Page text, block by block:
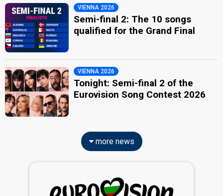
VIENNA 2026
Semi-final 2: The 10 songs
qualified for the Grand Final
VIENNA 2026
Tonight: Semi-final 2 of the
Eurovision Song Contest 2026
more news